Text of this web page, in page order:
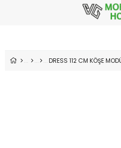
DRESS 112 CM KÖŞE